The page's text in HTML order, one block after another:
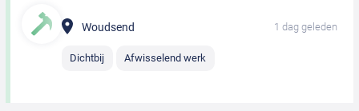
Woudsend 1 dag geleden
Dichtbij Afwisselend werk